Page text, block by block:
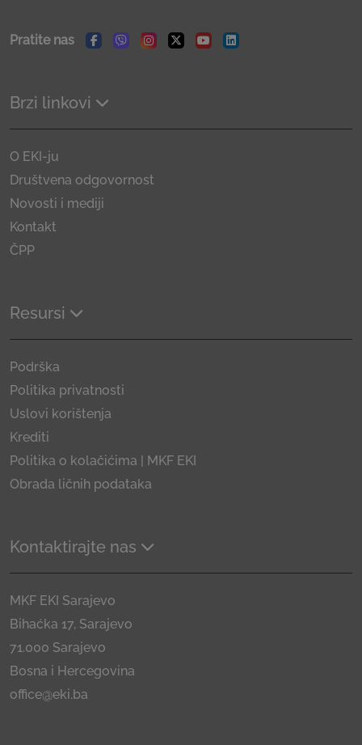
Pratite nas
Facebook
ViberInstagram
TwitterYoutubeLinkedin
Brzi linkovi
O EKI-ju
Društvena odgovornost
Novosti i mediji
Kontakt
ČPP
Resursi
Podrška
Politika privatnosti
Uslovi korištenja
Krediti
Politika o kolačićima | MKF EKI
Obrada ličnih podataka
Kontaktirajte nas
MKF EKI Sarajevo
Bihaćka 17, Sarajevo
71.000 Sarajevo
Bosna i Hercegovina
office@eki.ba